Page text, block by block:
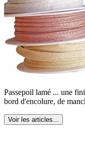
Passepoil lamé ... une
bord d'encolure, de
Voir les articles...